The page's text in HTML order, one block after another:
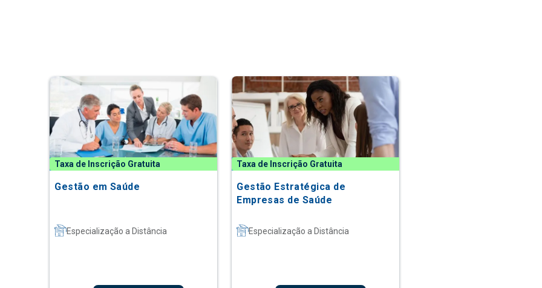
Taxa de Inscrição Gratuita
Gestão em Saúde
Especialização a Distância
Taxa de Inscrição Gratuita
Gestão Estratégica de
Empresas de Saúde
Especialização a Distância